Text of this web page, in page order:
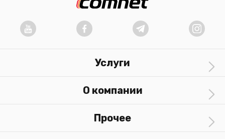
Услуги
О компании
Прочее